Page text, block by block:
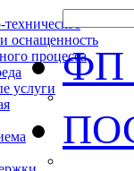
оснащенность
процесса
услуги ФП